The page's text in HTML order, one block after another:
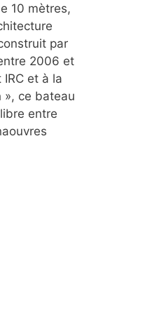
10 mètres,
par
2006 et
et à la
», ce bateau
entre